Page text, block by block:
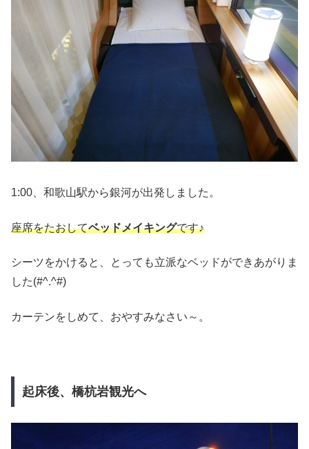
1:00、和歌山駅から銀河が出発しました。
座席をたおしてベッドメイキングです♪
シーツをかけると、とっても立派なベッドができあがりま
した(#^.^#)
カーテンをしめて、おやすみなさい～。
起床後、橋杭岩観光へ